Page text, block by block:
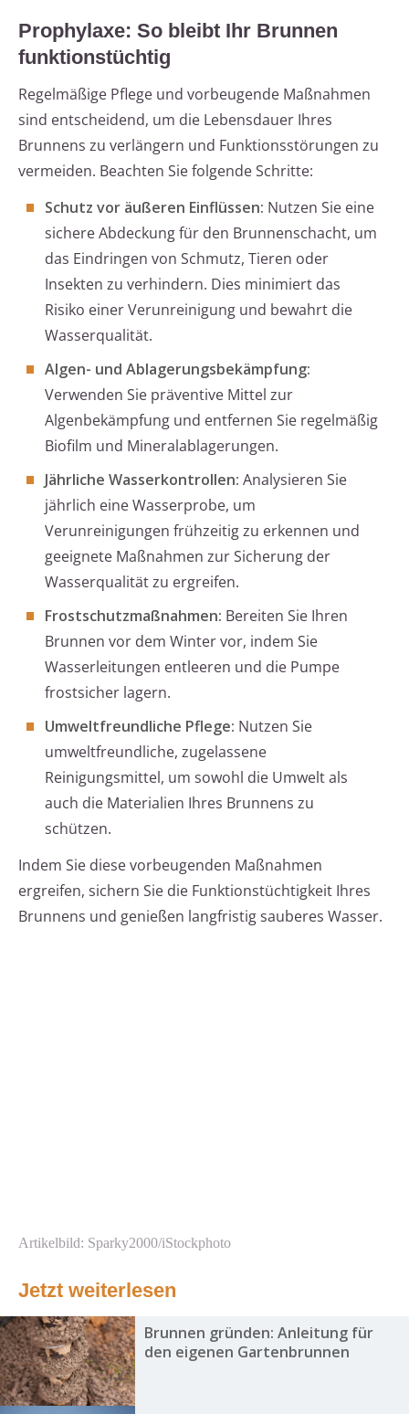
Prophylaxe: So bleibt Ihr Brunnen
funktionstüchtig
Regelmäßige Pflege und vorbeugende Maßnahmen
sind entscheidend, um die Lebensdauer Ihres
Brunnens zu verlängern und Funktionsstörungen zu
vermeiden. Beachten Sie folgende Schritte:
Schutz vor äußeren Einflüssen: Nutzen Sie eine
sichere Abdeckung für den Brunnenschacht, um
das Eindringen von Schmutz, Tieren oder
Insekten zu verhindern. Dies minimiert das
Risiko einer Verunreinigung und bewahrt die
Wasserqualität.
Algen- und Ablagerungsbekämpfung:
Verwenden Sie präventive Mittel zur
Algenbekämpfung und entfernen Sie regelmäßig
Biofilm und Mineralablagerungen.
Jährliche Wasserkontrollen: Analysieren Sie
jährlich eine Wasserprobe, um
Verunreinigungen frühzeitig zu erkennen und
geeignete Maßnahmen zur Sicherung der
Wasserqualität zu ergreifen.
Frostschutzmaßnahmen: Bereiten Sie Ihren
Brunnen vor dem Winter vor, indem Sie
Wasserleitungen entleeren und die Pumpe
frostsicher lagern.
Umweltfreundliche Pflege: Nutzen Sie
umweltfreundliche, zugelassene
Reinigungsmittel, um sowohl die Umwelt als
auch die Materialien Ihres Brunnens zu
schützen.
Indem Sie diese vorbeugenden Maßnahmen
ergreifen, sichern Sie die Funktionstüchtigkeit Ihres
Brunnens und genießen langfristig sauberes Wasser.
Artikelbild: Sparky2000/iStockphoto
Jetzt weiterlesen
Brunnen gründen: Anleitung für
den eigenen Gartenbrunnen